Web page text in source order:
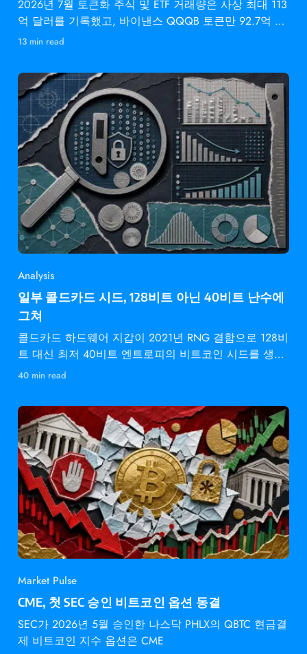
2026년 7월 토큰화 주식 및 ETF 거래량은 사상 최대 113
억 달러를 기록했고, 바이낸스 QQQB 토큰만 92.7억 달
러를
13 min read
Analysis
일부 콜드카드 시드, 128비트 아닌 40비트 난수에
그쳐
콜드카드 하드웨어 지갑이 2021년 RNG 결함으로 128비
트 대신 최저 40비트 엔트로피의 비트코인 시드를 생성
했습니다.
40 min read
Market Pulse
CME, 첫 SEC 승인 비트코인 옵션 동결
SEC가 2026년 5월 승인한 나스닥 PHLX의 QBTC 현금결
제 비트코인 지수 옵션은 CME